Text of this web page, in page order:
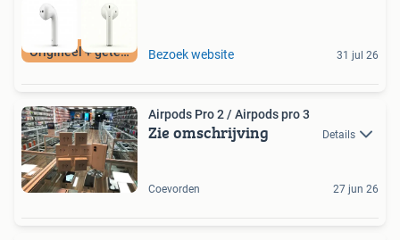
Origineel + getest Bezoek website 31 jul 26
Airpods Pro 2 / Airpods pro 3
Zie omschrijving Details
Coevorden 27 jun 26